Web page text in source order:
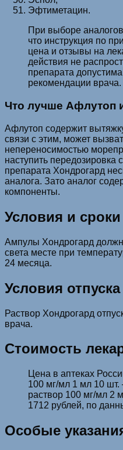
Эфтиметацин.
При выборе
что инструкция по
цена и отзывы на
действия не
препарата
рекомендации врача.
Что лучше Афлутоп
Афлутоп содержит
связи с этим, может
непереносимостью
наступить
препарата Хондрогард
аналога. Зато аналог
компоненты.
Условия и
Ампулы Хондрогард
света месте при
24 месяца.
Условия
Раствор Хондрогард
врача.
Стоимость
Цена в аптеках
100 мг/мл 1 мл 10 шт.
раствор 100 мг/мл 2
1712 рублей, по
Особые